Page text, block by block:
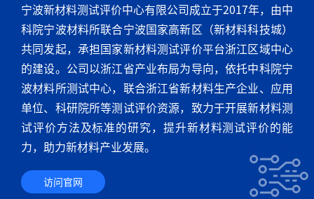
宁波新材料测试评价中心有限公司成立于2017年，由中
科院宁波材料所联合宁波国家高新区（新材料科技城）
共同发起，承担国家新材料测试评价平台浙江区域中心
的建设。公司以浙江省产业布局为导向，依托中科院宁
波材料所测试中心，联合浙江省新材料生产企业、应用
单位、科研院所等测试评价资源，致力于开展新材料测
试评价方法及标准的研究，提升新材料测试评价的能
力，助力新材料产业发展。
访问官网